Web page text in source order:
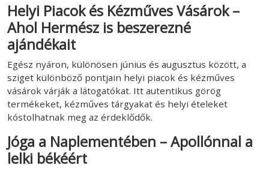
Helyi Piacok és Kézműves Vásárok –
Ahol Hermész is beszerezné
ajándékait
Egész nyáron, különösen június és augusztus között, a
sziget különböző pontjain helyi piacok és kézműves
vásárok várják a látogatókat. Itt autentikus görög
termékeket, kézműves tárgyakat és helyi ételeket
kóstolhatnak meg az érdeklődők.
Jóga a Naplementében – Apollónnal a
lelki békéért